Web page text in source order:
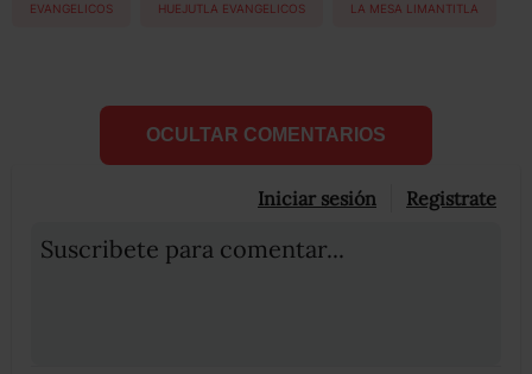
EVANGELICOS HUEJUTLA EVANGELICOS LA MESA LIMANTITLA
OCULTAR COMENTARIOS
Iniciar sesión Registrate
Suscribete para comentar...